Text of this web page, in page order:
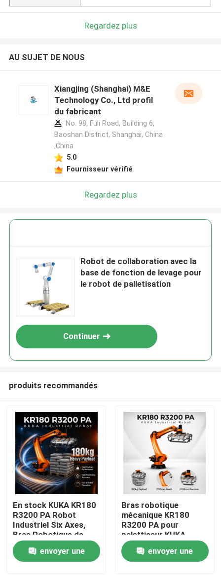
À la maison
Produits
Regardez plus
AU SUJET DE NOUS
Xiangjing (Shanghai) M&E
Technology Co., Ltd profil
du fabricant
No. 98, Fuli Road, Building 6,
Baoshan District, Shanghai, China
,China
5.0
Fournisseur vérifié
Regardez plus
Robot de collaboration avec la
base de fonction de levage pour
le robot de palletisation
Continuer
produits recommandés
En stock KUKA KR180
R3200 PA Robot
Industriel Six Axes,
Bras Robotique de
Palettisation et
Manutention avec une
Portée de 3195mm
envoyer une
Bras robotique
mécanique KR180
R3200 PA pour
palettiseur KUKA
Robot, portée
maximale de 3195 mm
envoyer une